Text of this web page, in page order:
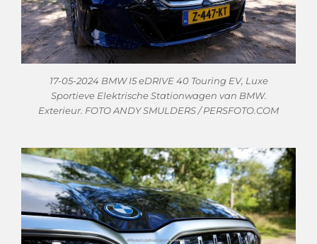
17-05-2024 BMW I5 eDRIVE 40 Touring EV, Luxe
Sportieve Elektrische Stationwagen van BMW.
Exterieur. FOTO ANDY SMULDERS / PERSFOTO.COM